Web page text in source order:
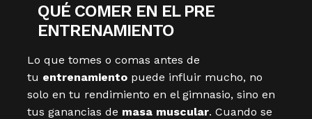
QUÉ COMER EN EL PRE
ENTRENAMIENTO
Lo que tomes o comas antes de
tu entrenamiento puede influir mucho, no
solo en tu rendimiento en el gimnasio, sino en
tus ganancias de masa muscular. Cuando se